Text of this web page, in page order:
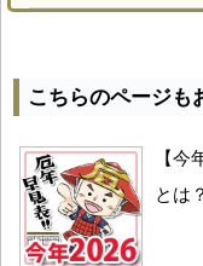
こちらのページも
【
とは